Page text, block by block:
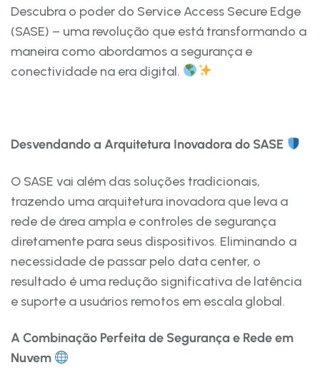
Descubra o poder do Service Access Secure Edge
(SASE) – uma revolução que está transformando a
maneira como abordamos a segurança e
conectividade na era digital.
Desvendando a Arquitetura Inovadora do SASE
O SASE vai além das soluções tradicionais,
trazendo uma arquitetura inovadora que leva a
rede de área ampla e controles de segurança
diretamente para seus dispositivos. Eliminando a
necessidade de passar pelo data center, o
resultado é uma redução significativa de latência
e suporte a usuários remotos em escala global.
A Combinação Perfeita de Segurança e Rede em
Nuvem